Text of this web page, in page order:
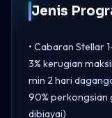
Jenis
• Cabaran Stellar
3% kerugian
min 2 hari
90% perkongsian
dibiayai)